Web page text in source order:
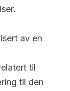
av en
til
til den